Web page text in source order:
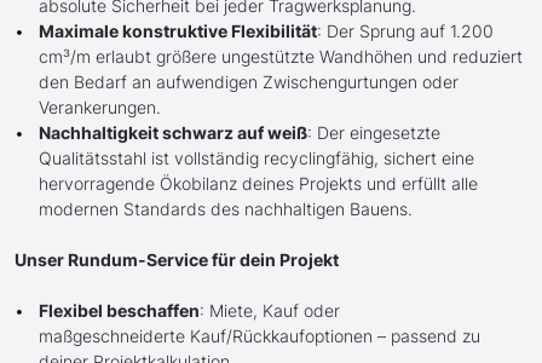
absolute Sicherheit bei jeder Tragwerksplanung.
Maximale konstruktive Flexibilität: Der Sprung auf 1.200
cm³/m erlaubt größere ungestützte Wandhöhen und reduziert
den Bedarf an aufwendigen Zwischengurtungen oder
Verankerungen.
Nachhaltigkeit schwarz auf weiß: Der eingesetzte
Qualitätsstahl ist vollständig recyclingfähig, sichert eine
hervorragende Ökobilanz deines Projekts und erfüllt alle
modernen Standards des nachhaltigen Bauens.
Unser Rundum-Service für dein Projekt
Flexibel beschaffen: Miete, Kauf oder
maßgeschneiderte Kauf/Rückkaufoptionen – passend zu